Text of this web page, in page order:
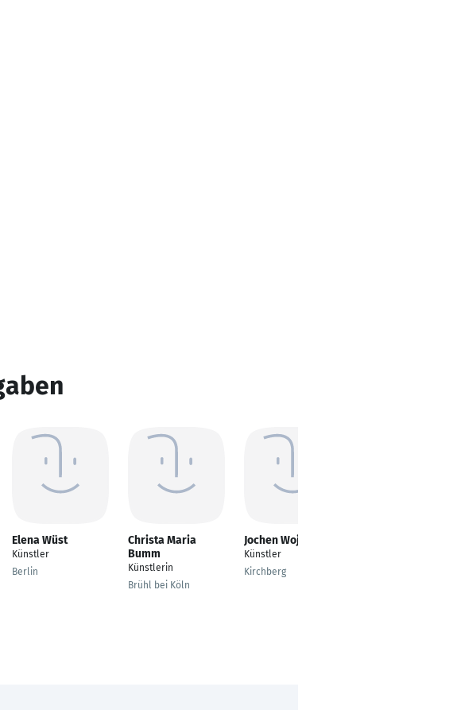
Elena Wüst
Künstler
Berlin
Christa Maria
Bumm
Künstlerin
Brühl bei Köln
Jochen Wojtas
Künstler
Kirchberg